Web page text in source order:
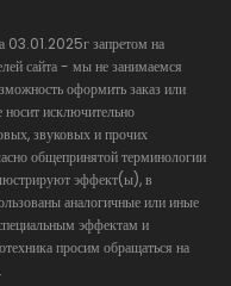
03.01.2025г запретом на
сайта - мы не занимаемся
оформить заказ или
исключительно
звуковых и прочих
общепринятой терминологии
эффект(ы), в
аналогичные или иные
эффектам и
просим обращаться на